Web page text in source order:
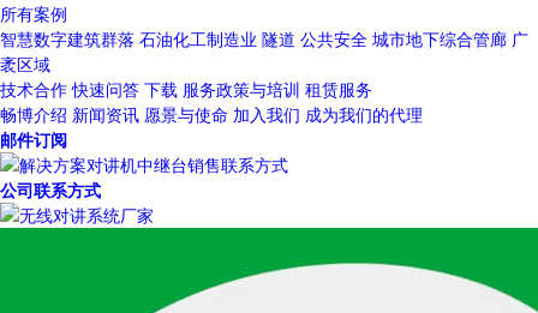
所有案例
智慧数字建筑群落 石油化工制造业 隧道 公共安全 城市地下综合管廊 广
袤区域
技术合作 快速问答 下载 服务政策与培训 租赁服务
畅博介绍 新闻资讯 愿景与使命 加入我们 成为我们的代理
邮件订阅
公司联系方式